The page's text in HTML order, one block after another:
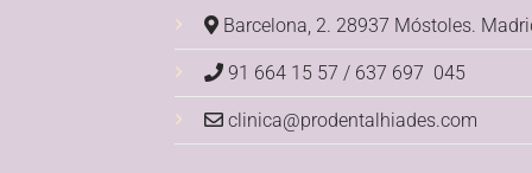
Barcelona, 2. 28937 Móstoles.
91 664 15 57 / 637 697 045
clinica@prodentalhiades.com